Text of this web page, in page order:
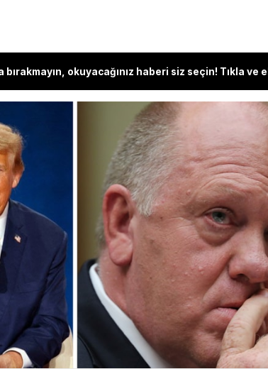
okuyacağınız haberi siz seçin! Tıkla ve
ABD'nin 47. Başkanı seçilen Donald Trump,
ve Gümrük Muhafaza direktörü Tom
güvenliğinden sorumlu yetkili olarak 'Trump
kattı.